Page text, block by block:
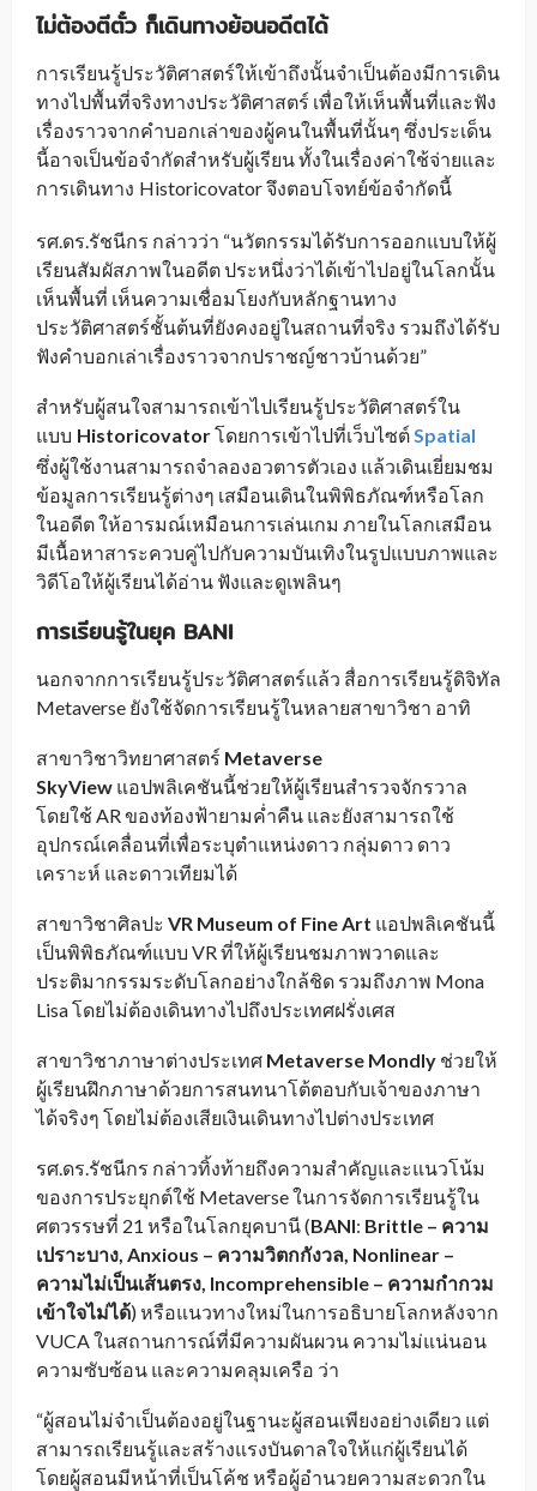
ไม่ต้องตีตั๋ว ก็เดินทางย้อนอดีตได้
การเรียนรู้ประวัติศาสตร์ให้เข้าถึงนั้นจำเป็นต้องมีการเดิน
ทางไปพื้นที่จริงทางประวัติศาสตร์ เพื่อให้เห็นพื้นที่และฟัง
เรื่องราวจากคำบอกเล่าของผู้คนในพื้นที่นั้นๆ ซึ่งประเด็น
นี้อาจเป็นข้อจำกัดสำหรับผู้เรียน ทั้งในเรื่องค่าใช้จ่ายและ
การเดินทาง Historicovator จึงตอบโจทย์ข้อจำกัดนี้
รศ.ดร.รัชนีกร กล่าวว่า “นวัตกรรมได้รับการออกแบบให้ผู้
เรียนสัมผัสภาพในอดีต ประหนึ่งว่าได้เข้าไปอยู่ในโลกนั้น
เห็นพื้นที่ เห็นความเชื่อมโยงกับหลักฐานทาง
ประวัติศาสตร์ชั้นต้นที่ยังคงอยู่ในสถานที่จริง รวมถึงได้รับ
ฟังคำบอกเล่าเรื่องราวจากปราชญ์ชาวบ้านด้วย”
สำหรับผู้สนใจสามารถเข้าไปเรียนรู้ประวัติศาสตร์ใน
แบบ Historicovatorโดยการเข้าไปที่เว็บไซต์Spatial
ซึ่งผู้ใช้งานสามารถจำลองอวตารตัวเอง แล้วเดินเยี่ยมชม
ข้อมูลการเรียนรู้ต่างๆ เสมือนเดินในพิพิธภัณฑ์หรือโลก
ในอดีต ให้อารมณ์เหมือนการเล่นเกม ภายในโลกเสมือน
มีเนื้อหาสาระควบคู่ไปกับความบันเทิงในรูปแบบภาพและ
วิดีโอให้ผู้เรียนได้อ่าน ฟังและดูเพลินๆ
การเรียนรู้ในยุค BANI
นอกจากการเรียนรู้ประวัติศาสตร์แล้ว สื่อการเรียนรู้ดิจิทัล
Metaverse ยังใช้จัดการเรียนรู้ในหลายสาขาวิชา อาทิ
สาขาวิชาวิทยาศาสตร์ Metaverse
SkyView แอปพลิเคชันนี้ช่วยให้ผู้เรียนสำรวจจักรวาล
โดยใช้ AR ของท้องฟ้ายามค่ำคืน และยังสามารถใช้
อุปกรณ์เคลื่อนที่เพื่อระบุตำแหน่งดาว กลุ่มดาว ดาว
เคราะห์ และดาวเทียมได้
สาขาวิชาศิลปะ VR Museum of Fine Art แอปพลิเคชันนี้
เป็นพิพิธภัณฑ์แบบ VR ที่ให้ผู้เรียนชมภาพวาดและ
ประติมากรรมระดับโลกอย่างใกล้ชิด รวมถึงภาพ Mona
Lisa โดยไม่ต้องเดินทางไปถึงประเทศฝรั่งเศส
สาขาวิชาภาษาต่างประเทศ Metaverse Mondly ช่วยให้
ผู้เรียนฝึกภาษาด้วยการสนทนาโต้ตอบกับเจ้าของภาษา
ได้จริงๆ โดยไม่ต้องเสียเงินเดินทางไปต่างประเทศ
รศ.ดร.รัชนีกร กล่าวทิ้งท้ายถึงความสำคัญและแนวโน้ม
ของการประยุกต์ใช้ Metaverse ในการจัดการเรียนรู้ใน
ศตวรรษที่ 21 หรือในโลกยุคบานี (BANI: Brittle – ความ
เปราะบาง, Anxious – ความวิตกกังวล, Nonlinear –
ความไม่เป็นเส้นตรง, Incomprehensible – ความกำกวม
เข้าใจไม่ได้) หรือแนวทางใหม่ในการอธิบายโลกหลังจาก
VUCA ในสถานการณ์ที่มีความผันผวน ความไม่แน่นอน
ความซับซ้อน และความคลุมเครือ ว่า
“ผู้สอนไม่จำเป็นต้องอยู่ในฐานะผู้สอนเพียงอย่างเดียว แต่
สามารถเรียนรู้และสร้างแรงบันดาลใจให้แก่ผู้เรียนได้
โดยผู้สอนมีหน้าที่เป็นโค้ช หรือผู้อำนวยความสะดวกใน